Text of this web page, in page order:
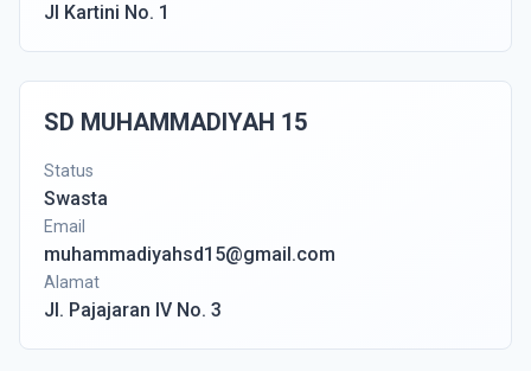
Jl Kartini No. 1
SD MUHAMMADIYAH 15
Status
Swasta
Email
muhammadiyahsd15@gmail.com
Alamat
Jl. Pajajaran IV No. 3